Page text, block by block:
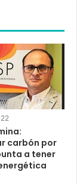
carbón por
a tener